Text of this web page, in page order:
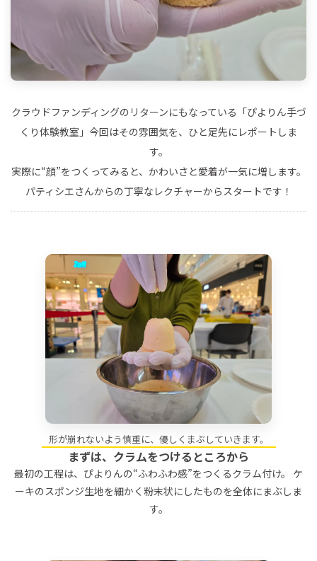
クラウドファンディングのリターンにもなっている「ぴよりん手づ
くり体験教室」今回はその雰囲気を、ひと足先にレポートしま
す。
実際に“顔”をつくってみると、かわいさと愛着が一気に増します。
パティシエさんからの丁寧なレクチャーからスタートです！
形が崩れないよう慎重に、優しくまぶしていきます。
まずは、クラムをつけるところから
最初の工程は、ぴよりんの“ふわふわ感”をつくるクラム付け。 ケ
ーキのスポンジ生地を細かく粉末状にしたものを全体にまぶしま
す。